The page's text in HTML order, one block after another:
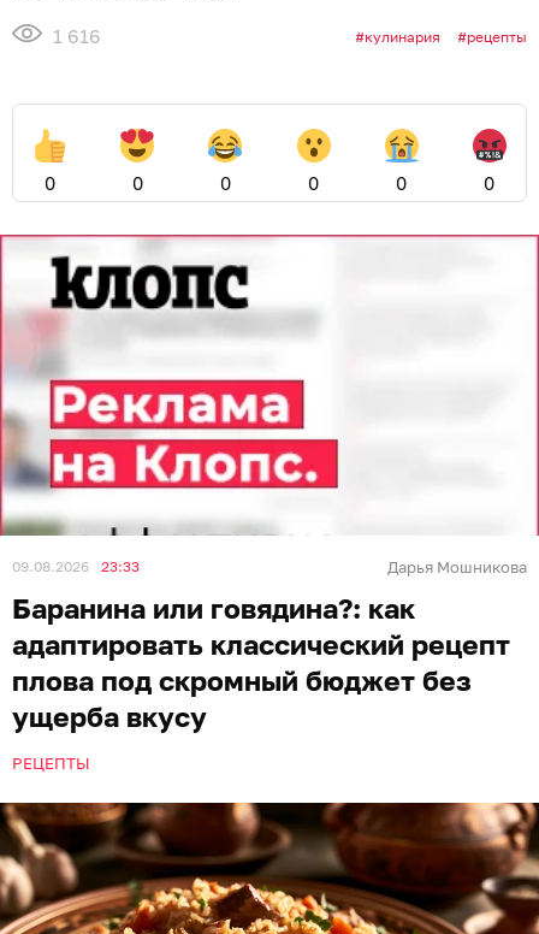
1 616 кулинария рецепты
0 0 0 0 0 0
09.08.2026 23:33 Дарья Мошникова
Баранина или говядина?: как
адаптировать классический рецепт
плова под скромный бюджет без
ущерба вкусу
РЕЦЕПТЫ